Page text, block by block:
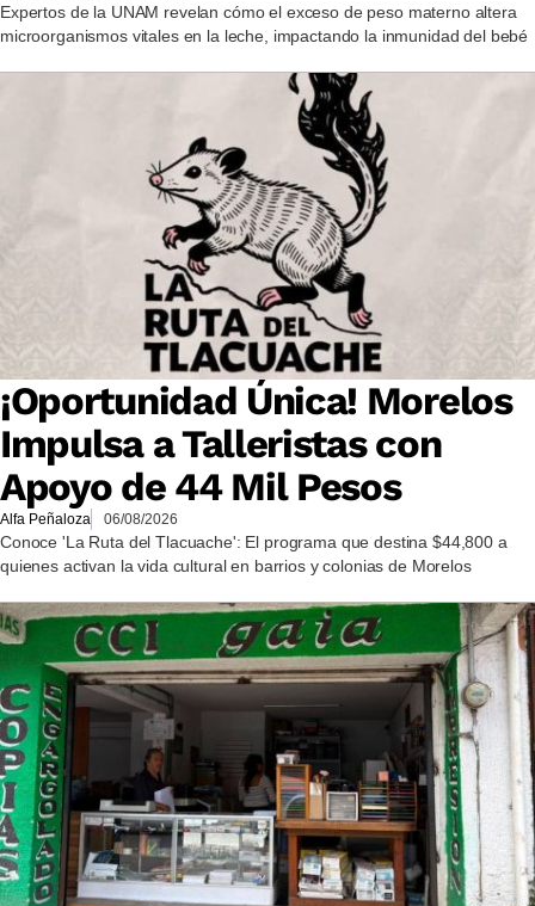
Expertos de la UNAM revelan cómo el exceso de peso materno altera
microorganismos vitales en la leche, impactando la inmunidad del bebé
¡Oportunidad Única! Morelos
Impulsa a Talleristas con
Apoyo de 44 Mil Pesos
Alfa Peñaloza 06/08/2026
Conoce 'La Ruta del Tlacuache': El programa que destina $44,800 a
quienes activan la vida cultural en barrios y colonias de Morelos